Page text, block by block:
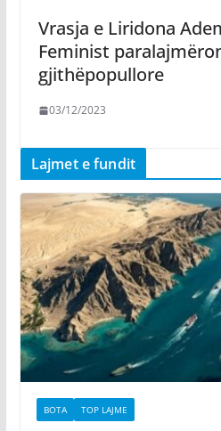
Vrasja e Liridona
Feminist
gjithëpopullore
03/12/2023
Lajmet e fundit
BOTA TOP LAJME